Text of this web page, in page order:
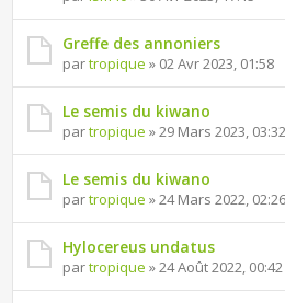
Greffe des annoniers
partropique » 02 Avr 2023, 01:58
Le semis du kiwano
partropique » 29 Mars 2023, 03:32
Le semis du kiwano
partropique » 24 Mars 2022, 02:26
Hylocereus undatus
partropique » 24 Août 2022, 00:42